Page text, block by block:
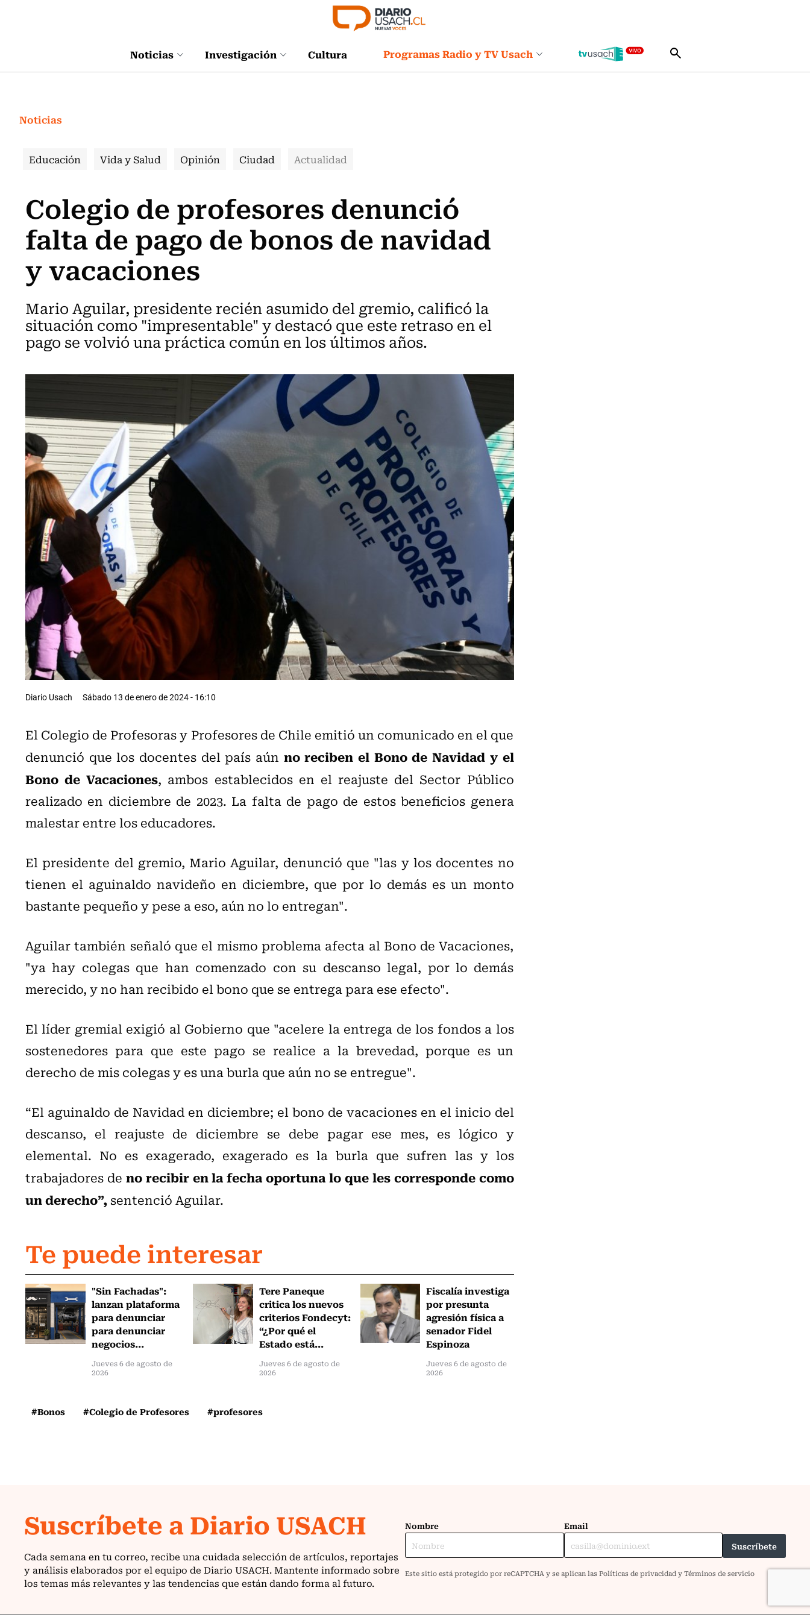
Noticias Investigación Cultura Programas Radio y TV Usach
Noticias
Educación Vida y Salud Opinión Ciudad Actualidad
Colegio de profesores denunció
falta de pago de bonos de navidad
y vacaciones
Mario Aguilar, presidente recién asumido del gremio, calificó la
situación como "impresentable" y destacó que este retraso en el
pago se volvió una práctica común en los últimos años.
Diario Usach Sábado 13 de enero de 2024 - 16:10
El Colegio de Profesoras y Profesores de Chile emitió un comunicado en el que
denunció que los docentes del país aún no reciben el Bono de Navidad y el
Bono de Vacaciones, ambos establecidos en el reajuste del Sector Público
realizado en diciembre de 2023. La falta de pago de estos beneficios genera
malestar entre los educadores.
El presidente del gremio, Mario Aguilar, denunció que "las y los docentes no
tienen el aguinaldo navideño en diciembre, que por lo demás es un monto
bastante pequeño y pese a eso, aún no lo entregan".
Aguilar también señaló que el mismo problema afecta al Bono de Vacaciones,
"ya hay colegas que han comenzado con su descanso legal, por lo demás
merecido, y no han recibido el bono que se entrega para ese efecto".
El líder gremial exigió al Gobierno que "acelere la entrega de los fondos a los
sostenedores para que este pago se realice a la brevedad, porque es un
derecho de mis colegas y es una burla que aún no se entregue".
“El aguinaldo de Navidad en diciembre; el bono de vacaciones en el inicio del
descanso, el reajuste de diciembre se debe pagar ese mes, es lógico y
elemental. No es exagerado, exagerado es la burla que sufren las y los
trabajadores de no recibir en la fecha oportuna lo que les corresponde como
un derecho”,sentenció Aguilar.
Te puede interesar
"Sin Fachadas":
lanzan plataforma
para denunciar
para denunciar
negocios...
Jueves 6 de agosto de
2026
Tere Paneque
critica los nuevos
criterios Fondecyt:
“¿Por qué el
Estado está...
Jueves 6 de agosto de
2026
Fiscalía investiga
por presunta
agresión física a
senador Fidel
Espinoza
Jueves 6 de agosto de
2026
#Bonos #Colegio de Profesores #profesores